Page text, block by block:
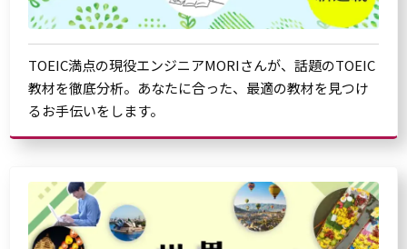
TOEIC満点の現役エンジニアMORIさんが、話題のTOEIC
教材を徹底分析。あなたに合った、最適の教材を見つけ
るお手伝いをします。